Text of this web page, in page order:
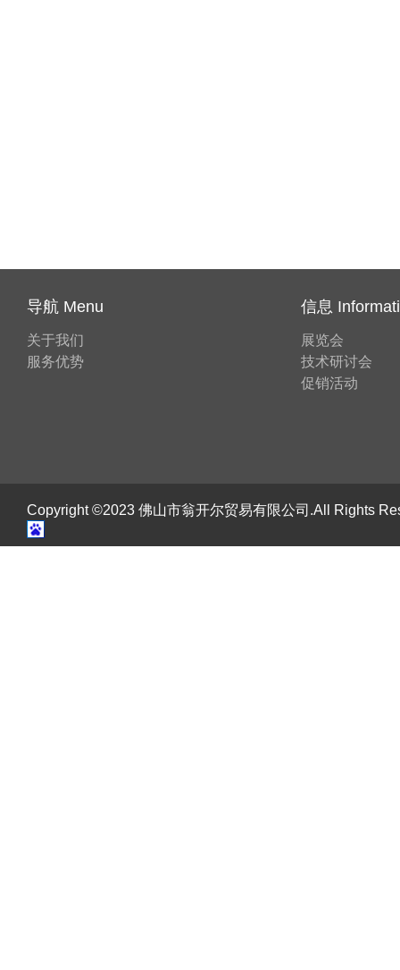
导航 Menu
关于我们
服务优势
信息
展览会
技术研讨会
促销活动
Copyright ©2023 佛山市翁开尔贸易有限公司.All Rights